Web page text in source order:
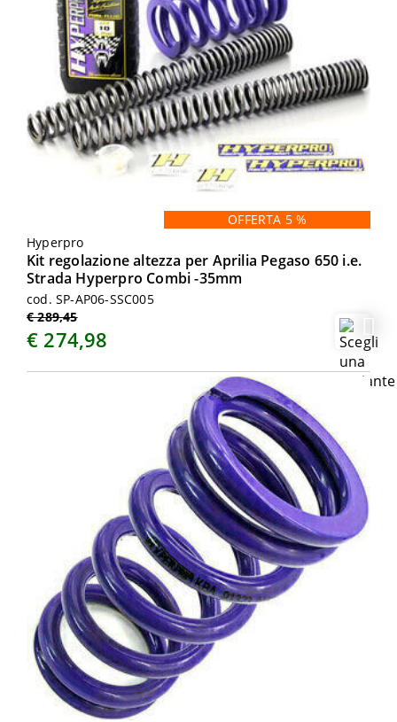
OFFERTA 5 %
Hyperpro
Kit regolazione altezza per Aprilia Pegaso 650 i.e.
Strada Hyperpro Combi -35mm
cod. SP-AP06-SSC005
€ 289,45
€ 274,98